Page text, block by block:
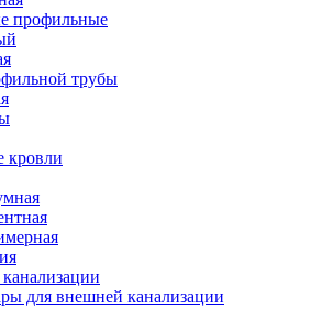
профильные
трубы
кровли
для внешней канализации